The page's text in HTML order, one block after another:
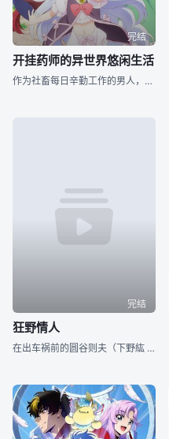
完结
开挂药师的异世界悠闲生活
作为社畜每日辛勤工作的男人，桐尾礼治。今天也顶著死鱼眼朝公司走去，不知不觉中身处在异世界的森林之中。…啊，是最近流行的异世界转生啊。拥有的技能是「鉴定、製药」这两个，就这…？算了。虽然是这么想的，
完结
狂野情人
在出车祸前的圆谷则夫（下野紘 配音）绝对不会想到，自己生存的世界原来完全不是他之前看到的那个样子。自从从车祸中生还的他，在路上看到的人不在是原来的模样，而是一群群的动物，这让圆谷惊讶不已，而更让他